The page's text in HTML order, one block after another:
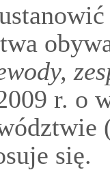
r. o
się.